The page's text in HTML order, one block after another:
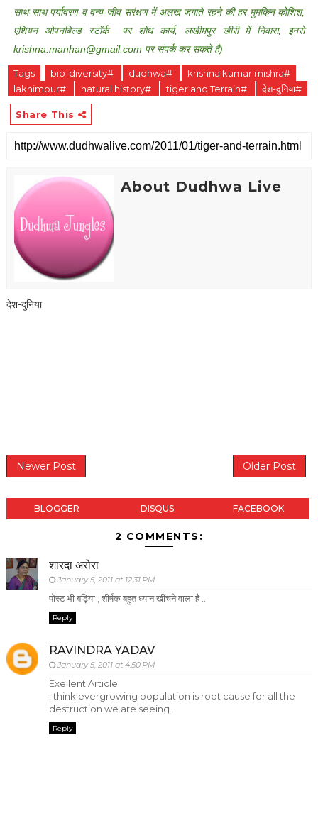
साथ-साथ पर्यावरण व वन्य-जीव सरंक्षण में अलख जगाते रहने की हर मुमकिन कोशिश,
एशियन ओपनबिल्ड स्टॉर्क पर शोध कार्य, लखीमपुर खीरी में निवास, इनसे
krishna.manhan@gmail.com पर संपर्क कर सकते हैं)
Tags bio-diversity# dudhwa#
krishna kumar mishra#
lakhimpur#
natural history# tiger and Terrain# देश-दुनिया#
Share This
About Dudhwa Live
देश-दुनिया
Newer Post Older Post
BLOGGER DISQUS FACEBOOK
2 COMMENTS:
शारदा अरोरा
January 5, 2011 at 12:31 PM
पोस्ट भी बढ़िया , शीर्षक बहुत ध्यान खींचने वाला है ..
Reply
RAVINDRA YADAV
January 5, 2011 at 4:50 PM
Exellent Article.
I think evergrowing population is root cause for all the
destruction we are seeing.
Reply